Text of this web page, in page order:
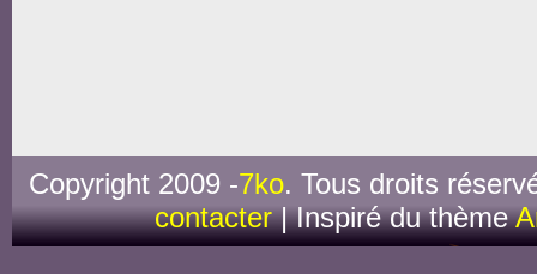
Copyright 2009 -7ko. Tous droits
contacter| Inspiré du thème